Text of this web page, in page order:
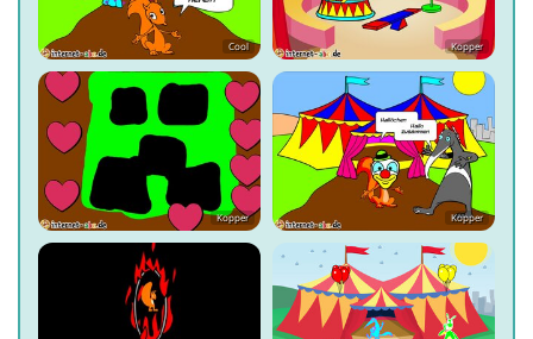
Cool Kopper
Kopper Kopper